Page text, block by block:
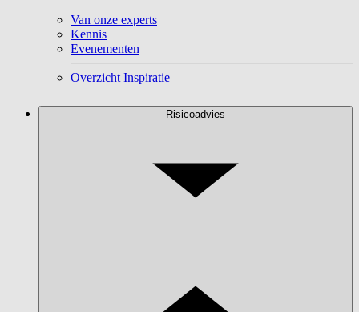
Van onze experts
Kennis
Evenementen
Overzicht Inspiratie
Risicoadvies